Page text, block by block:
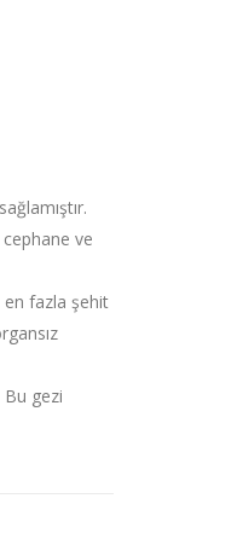
ve
en fazla şehit
gezi